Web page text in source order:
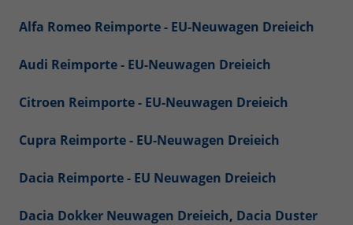
Alfa Romeo Reimporte - EU-Neuwagen Dreieich
Audi Reimporte - EU-Neuwagen Dreieich
Citroen Reimporte - EU-Neuwagen Dreieich
Cupra Reimporte - EU-Neuwagen Dreieich
Dacia Reimporte - EU Neuwagen Dreieich
Dacia Dokker Neuwagen Dreieich, Dacia Duster